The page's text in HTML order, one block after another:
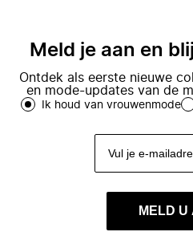
Meld je aan en
Ontdek als eerste nieuwe
en mode-updates van de
Ik houd van vrouwenmode
MELD U